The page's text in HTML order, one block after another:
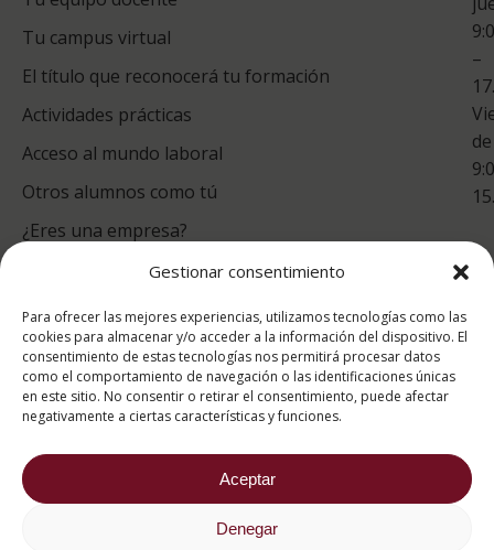
Gestionar consentimiento
Para ofrecer las mejores experiencias, utilizamos tecnologías como las
cookies para almacenar y/o acceder a la información del dispositivo. El
consentimiento de estas tecnologías nos permitirá procesar datos
como el comportamiento de navegación o las identificaciones únicas
en este sitio. No consentir o retirar el consentimiento, puede afectar
negativamente a ciertas características y funciones.
Aceptar
Denegar
Tu campus virtual
El título que reconocerá tu formación
Actividades prácticas
Acceso al mundo laboral
Otros alumnos como tú
¿Eres una empresa?
–
de
puntuación para ESAH
9.4/10
basado en1331
Valoraciones soportado por
eKomi
2026 ® Estudios Superiores Abiertos de Hostelería